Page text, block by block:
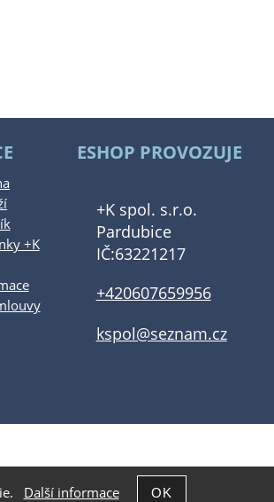
+K
ESHOP PROVOZUJE
+K spol. s.r.o.
Pardubice
IČ:63221217
+420607659956
kspol@seznam.cz
Další informace